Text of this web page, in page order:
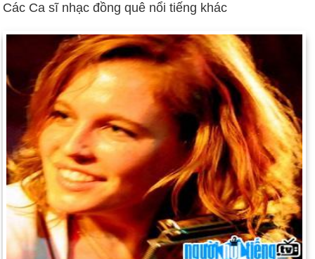
Steamboat Willie.
dự luật thiết lập một nền dân chủ sau 37 năm chế độ độc tài.
Ngày 18-11 năm 1978:Jim Jones, một mục sư người Mỹ, đã
dẫn 914 tín đồ của mình đến cái chết của họ tại Jonestown,
Guyana, bằng cách uống một loại thức uống trái cây có tẩm
xyanua. Các thành viên của giáo phái không chịu nuốt đồ uống
đã bị bắn.
Ngày 18-11 năm 2003:
Tòa án tối cao Massachusetts ra phán
quyết ngày 4-3 rằng quyền được kết hôn đồng giới được bảo
đảm bởi hiến pháp của bang.
Ngày 18-11 năm 2004:
Hội đồng Bảo an Liên hợp quốc đã tổ
chức một phiên họp kéo dài hai ngày tại Nairobi. Đây là lần
đầu tiên nó được triệu tập bên ngoài trụ sở chính của New
Các Ca sĩ nhạc đồng quê nổi tiếng khác